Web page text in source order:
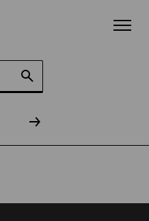
Opole Lubelskie